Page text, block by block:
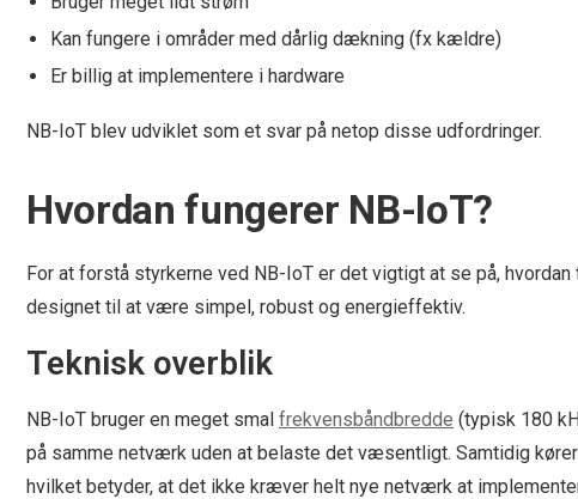
Kan fungere i områder med dårlig dækning (fx kældre)
Er billig at implementere i hardware
NB-IoT blev udviklet som et svar på netop disse udfordringer.
Hvordan fungerer NB-IoT?
For at forstå styrkerne ved NB-IoT er det vigtigt at se på,
designet til at være simpel, robust og energieffektiv.
Teknisk overblik
NB-IoT bruger en meget smal frekvensbåndbredde (typisk 180
på samme netværk uden at belaste det væsentligt. Samtidig
hvilket betyder, at det ikke kræver helt nye netværk at